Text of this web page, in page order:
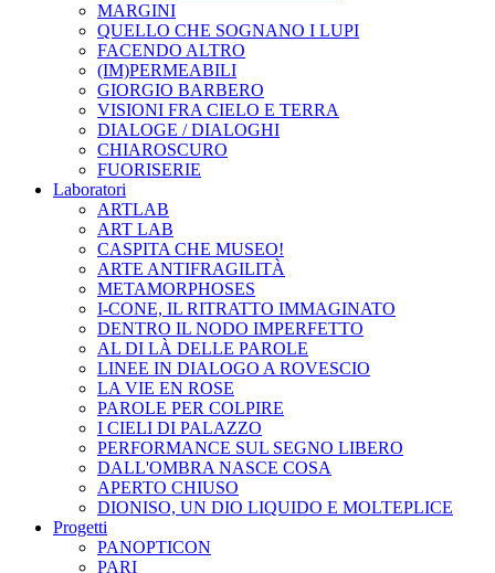
MARGINI
QUELLO CHE SOGNANO I LUPI
FACENDO ALTRO
(IM)PERMEABILI
GIORGIO BARBERO
VISIONI FRA CIELO E TERRA
DIALOGE / DIALOGHI
CHIAROSCURO
FUORISERIE
Laboratori
ARTLAB
ART LAB
CASPITA CHE MUSEO!
ARTE ANTIFRAGILITÀ
METAMORPHOSES
I-CONE, IL RITRATTO IMMAGINATO
DENTRO IL NODO IMPERFETTO
AL DI LÀ DELLE PAROLE
LINEE IN DIALOGO A ROVESCIO
LA VIE EN ROSE
PAROLE PER COLPIRE
I CIELI DI PALAZZO
PERFORMANCE SUL SEGNO LIBERO
DALL'OMBRA NASCE COSA
APERTO CHIUSO
DIONISO, UN DIO LIQUIDO E MOLTEPLICE
Progetti
PANOPTICON
PARI